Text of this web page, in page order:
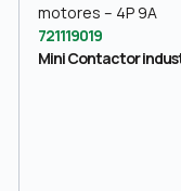
721119019
Mini Contactor